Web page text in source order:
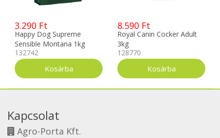
3.290 Ft
Happy Dog Supreme
Sensible Montana 1kg
132742
8.590 Ft
Royal Canin Cocker Adult
3kg
128770
Kapcsolat
Agro-Porta Kft.